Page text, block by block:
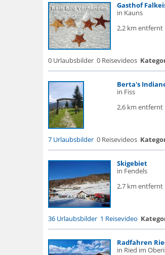
Gasthof
in Kauns
2,2 km entfernt
0 Urlaubsbilder 0 Reisevideos
Berta's
in Fiss
2,6 km entfernt
7 Urlaubsbilder 0 Reisevideos
Skigebiet
in Fendels
2,7 km entfernt
36 Urlaubsbilder 1 Reisevideo
Radfahren
in Ried im